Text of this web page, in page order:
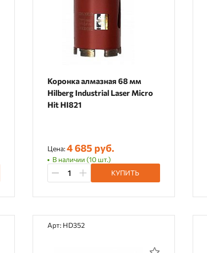
Коронка алмазная 68 мм
Hilberg Industrial Laser Micro
Hit HI821
Цена:4 685 руб.
В наличии (10 шт.)
КУПИТЬ
Арт: HD352